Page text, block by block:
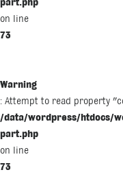
part.php
on line
73
Warning
: Attempt to read property
/data/wordpress/htdocs/
part.php
on line
73